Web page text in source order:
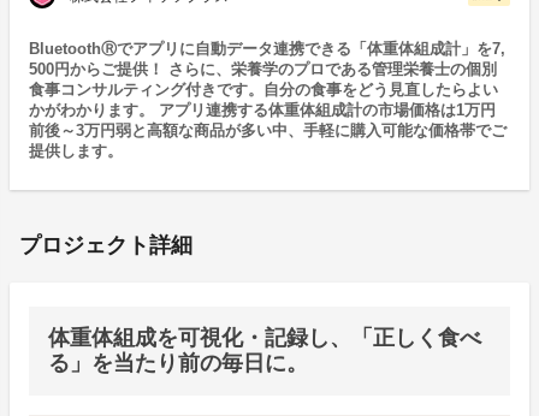
BluetoothⓇでアプリに自動データ連携できる「体重体組成計」を7,
500円からご提供！ さらに、栄養学のプロである管理栄養士の個別
食事コンサルティング付きです。自分の食事をどう見直したらよい
かがわかります。 アプリ連携する体重体組成計の市場価格は1万円
前後～3万円弱と高額な商品が多い中、手軽に購入可能な価格帯でご
提供します。
プロジェクト詳細
体重体組成を可視化・記録し、「正しく食べ
る」を当たり前の毎日に。